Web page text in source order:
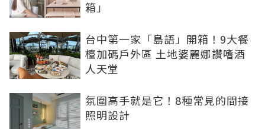
箱」
台中第一家「島語」開箱！9大餐
檯加碼戶外區 土地婆麗娜讚嗜酒
人天堂
氛圍高手就是它！8種常見的間接
照明設計